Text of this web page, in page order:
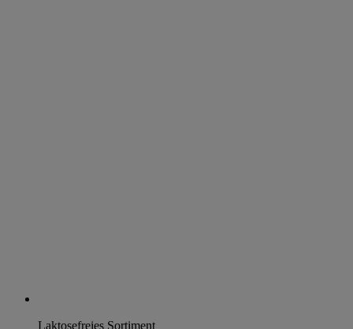
Laktosefreies Sortiment